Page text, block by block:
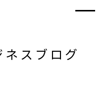
スブログ